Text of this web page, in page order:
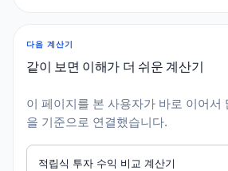
다음 계산기
같이 보면 이해가 더 쉬운 계산기
이 페이지를 본 사용자가 바로 이어서
을 기준으로 연결했습니다.
적립식 투자 수익 비교 계산기